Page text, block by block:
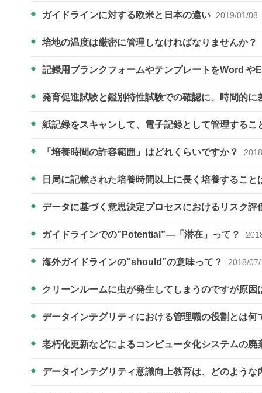
ガイドラインに対する欧米と日本の違い 2019/01/08
培地の温度は厳密に管理しなければなりませんか？
記録用ブランクフォームやテンプレートをWord
発育促進試験と鑑別特性試験での確認に、時間的
紙記録をスキャンして、電子記録として管理する
「培養時間の許容範囲」はどれくらいですか？
日局に記載された培養時間以上に長く培養するこ
データに基づく意思決定プロセスにおけるリスク
ガイドラインでの”Potential”―「潜在」って？
海外ガイドラインの“should”の意味って？ 2018/
クリーンルームに虫が発生してしまうのですが原
データインテグリティにおける管理職の役割とは何
老朽化更新などによるコンピュータ化システムの
データインテグリティ意識向上教育は、どのよう